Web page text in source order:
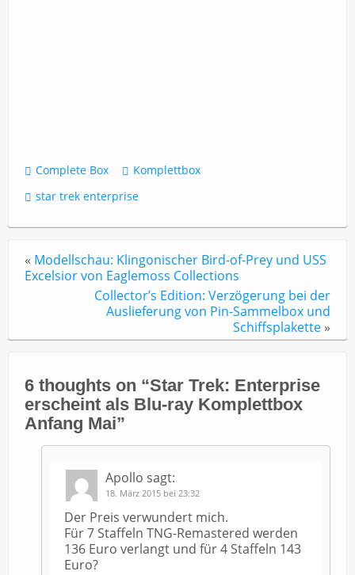
Complete Box
Komplettbox
star trek enterprise
« Modellschau: Klingonischer Bird-of-Prey und USS
Excelsior von Eaglemoss Collections
Collector’s Edition: Verzögerung bei der
Auslieferung von Pin-Sammelbox und
Schiffsplakette »
6 thoughts on “Star Trek: Enterprise
erscheint als Blu-ray Komplettbox
Anfang Mai”
Apollo sagt:
18. März 2015 bei 23:32
Der Preis verwundert mich.
Für 7 Staffeln TNG-Remastered werden
136 Euro verlangt und für 4 Staffeln 143
Euro?